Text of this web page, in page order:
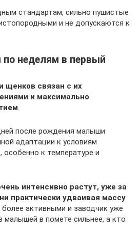
стандартам, сильно пушистые
и не допускаются к
по неделям в первый
щенков связан с их
и максимально
после рождения малыши
адаптации к условиям
к температуре и
интенсивно растут, уже за
практически удваивая массу
более активными и заводчик уже
в помете сильнее, а кто